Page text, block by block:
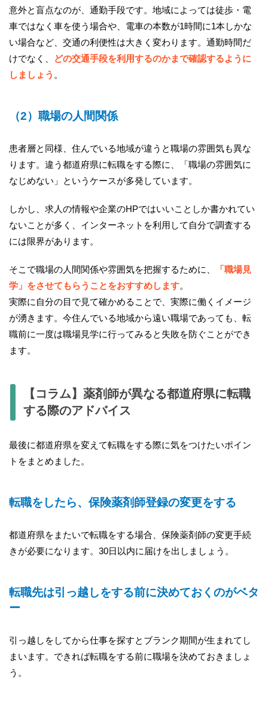
意外と盲点なのが、通勤手段です。地域によっては徒歩・電
車ではなく車を使う場合や、電車の本数が1時間に1本しかな
い場合など、交通の利便性は大きく変わります。通勤時間だ
けでなく、
どの交通手段を利用するのかまで確認するように
しましょう 。
（2）職場の人間関係
患者層と同様、住んでいる地域が違うと職場の雰囲気も異な
ります。違う都道府県に転職をする際に、「職場の雰囲気に
なじめない」というケースが多発しています。
しかし、求人の情報や企業のHPではいいことしか書かれてい
ないことが多く、インターネットを利用して自分で調査する
には限界があります。
そこで職場の人間関係や雰囲気を把握するために、
「職場見
学」をさせてもらうことをおすすめします。
実際に自分の目で見て確かめることで、実際に働くイメージ
が湧きます。今住んでいる地域から遠い職場であっても、転
職前に一度は職場見学に行ってみると失敗を防ぐことができ
ます。
【コラム】薬剤師が異なる都道府県に転職
する際のアドバイス
最後に都道府県を変えて転職をする際に気をつけたいポイン
トをまとめました。
転職をしたら、保険薬剤師登録の変更をする
都道府県をまたいで転職をする場合、保険薬剤師の変更手続
きが必要になります。30日以内に届けを出しましょう。
転職先は引っ越しをする前に決めておくのがベタ
ー
引っ越しをしてから仕事を探すとブランク期間が生まれてし
まいます。できれば転職をする前に職場を決めておきましょ
う。